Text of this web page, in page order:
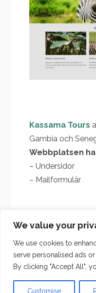
We value your
We use cookies to
serve personalised ads
By clicking "Accept All",
Customise
Kassama Tours
Gambia och
Webbplatsen
– Undersidor
– Mailformulär
© 2026